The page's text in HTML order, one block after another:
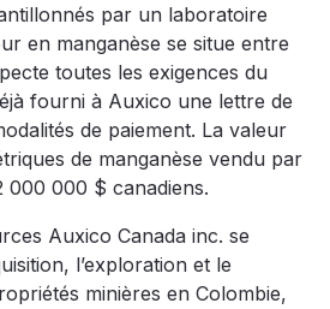
par un laboratoire
en manganèse se situe entre
toutes les exigences du
fourni à Auxico une lettre de
de paiement. La valeur
de manganèse vendu par
000 000 $ canadiens.
Auxico Canada inc. se
l’exploration et le
minières en Colombie,